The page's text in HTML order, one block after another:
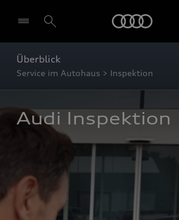
Überblick
Service im Autohaus > Inspektion
Audi Inspektion